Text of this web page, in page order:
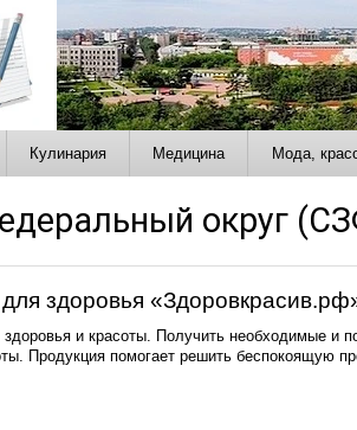
Кулинария Медицина Мода,
округ
здоровья
и красоты. Получить необходимые и
Продукция помогает решить беспокоящую